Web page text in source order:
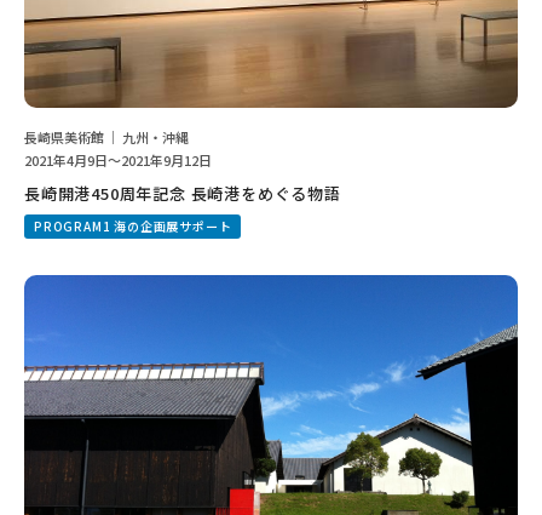
長崎県美術館 ｜ 九州・沖縄
2021年4月9日～2021年9月12日
長崎開港450周年記念 長崎港をめぐる物語
PROGRAM1 海の企画展サポート